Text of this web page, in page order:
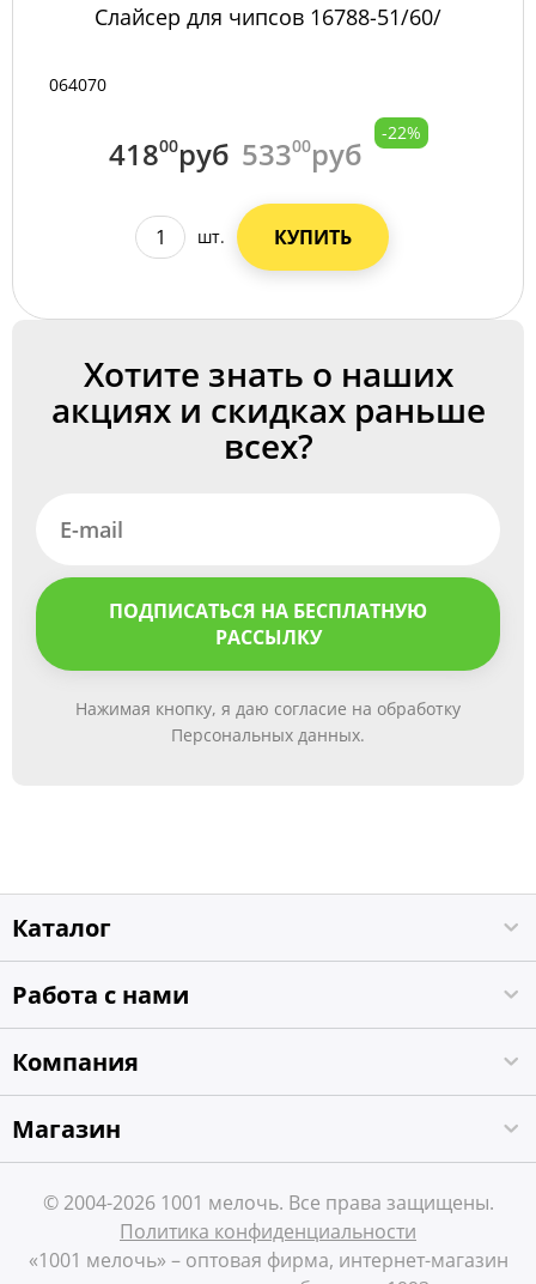
Слайсер для чипсов 16788-51/60/
064070
41800руб 53300руб
-22%
шт. КУПИТЬ
Хотите знать о наших
акциях и скидках раньше
всех?
ПОДПИСАТЬСЯ НА БЕСПЛАТНУЮ
РАССЫЛКУ
Нажимая кнопку, я даю согласие на обработку
Персональных данных.
Каталог
Работа с нами
Компания
Магазин
© 2004-2026 1001 мелочь. Все права защищены.
Политика конфиденциальности
«1001 мелочь» – оптовая фирма, интернет-магазин